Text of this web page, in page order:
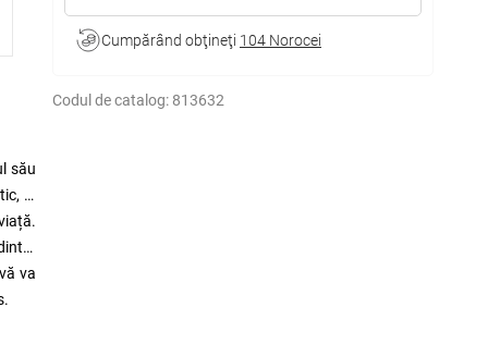
Cumpărând obţineţi 104 Norocei
Codul de catalog: 813632
său
al
va